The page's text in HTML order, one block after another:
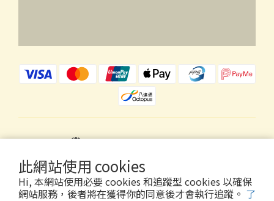
此網站使用 cookies
Hi, 本網站使用必要 cookies 和追蹤型 cookies 以確保
網站服務，後者將在獲得你的同意後才會執行追蹤。 了
$HKD 繁體中文